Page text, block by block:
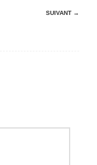
SUIVANT →